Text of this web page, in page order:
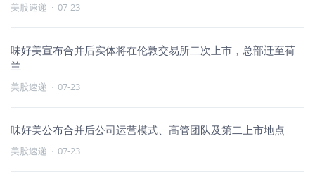
美股速递 · 07-23
味好美宣布合并后实体将在伦敦交易所二次上市，总部迁至荷
兰
美股速递 · 07-23
味好美公布合并后公司运营模式、高管团队及第二上市地点
美股速递 · 07-23